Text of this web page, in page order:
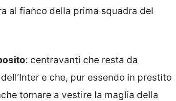
al fianco della prima squadra del
: centravanti che resta da
e che, pur essendo in prestito
tornare a vestire la maglia della